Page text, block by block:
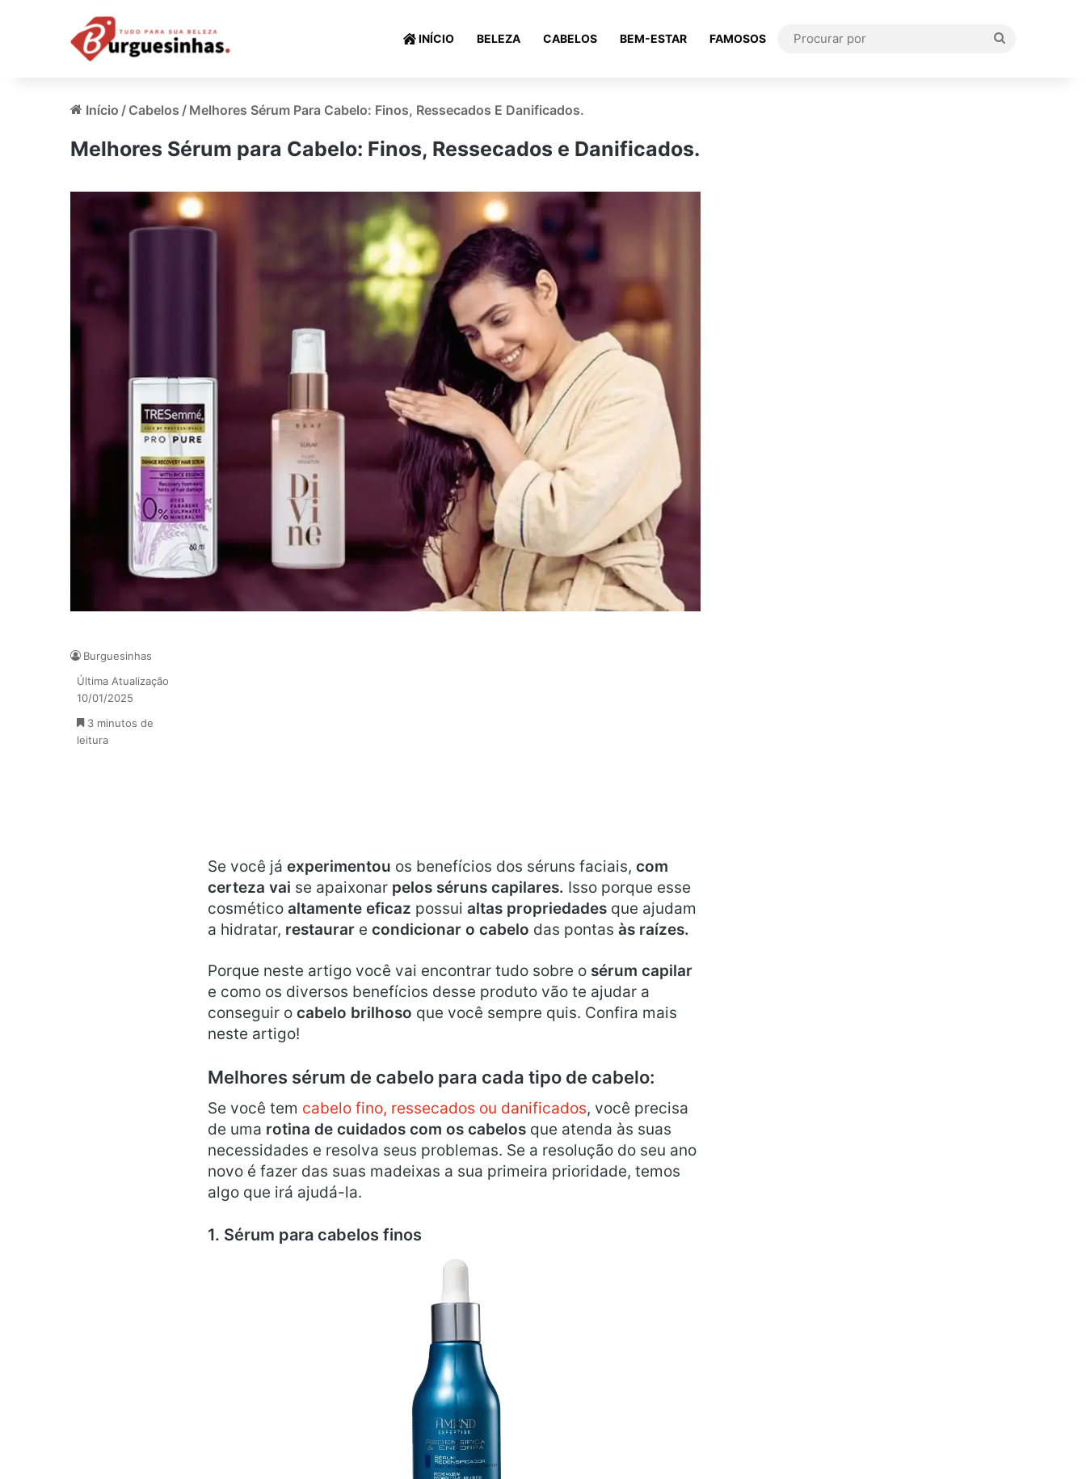
INÍCIO BELEZA CABELOS BEM-ESTAR FAMOSOS
Início / Cabelos / Melhores Sérum Para Cabelo: Finos, Ressecados E Danificados.
Melhores Sérum para Cabelo: Finos, Ressecados e Danificados.
Se você já experimentou os benefícios dos séruns faciais, com
certeza vai se apaixonar pelos séruns capilares. Isso porque esse
cosmético altamente eficaz possui altas propriedades que ajudam
a hidratar, restaurar e condicionar o cabelo das pontas às raízes.
Porque neste artigo você vai encontrar tudo sobre o sérum capilar
e como os diversos benefícios desse produto vão te ajudar a
conseguir o cabelo brilhoso que você sempre quis. Confira mais
neste artigo!
Melhores sérum de cabelo para cada tipo de cabelo:
Se você tem cabelo fino, ressecados ou danificados, você precisa
de uma rotina de cuidados com os cabelos que atenda às suas
necessidades e resolva seus problemas. Se a resolução do seu ano
novo é fazer das suas madeixas a sua primeira prioridade, temos
algo que irá ajudá-la.
1. Sérum para cabelos finos
Burguesinhas
Última Atualização
10/01/2025
3 minutos de
leitura